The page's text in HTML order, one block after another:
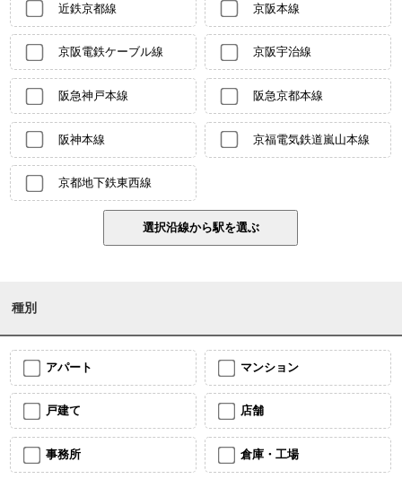
近鉄京都線 京阪本線
京阪電鉄ケーブル線 京阪宇治線
阪急神戸本線 阪急京都本線
阪神本線 京福電気鉄道嵐山本線
京都地下鉄東西線
種別
アパート マンション
戸建て 店舗
事務所 倉庫・工場